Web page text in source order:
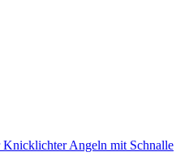
Angeln mit Schnalle